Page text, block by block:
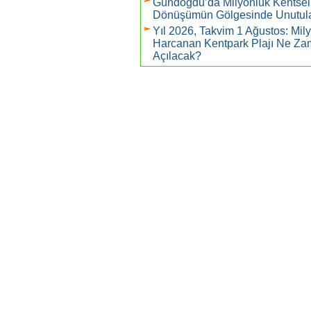
Gündoğdu’da Milyonluk Kentsel
Dönüşümün Gölgesinde
Yıl 2026, Takvim 1 Ağustos:
Harcanan Kentpark Plajı Ne
Açılacak?